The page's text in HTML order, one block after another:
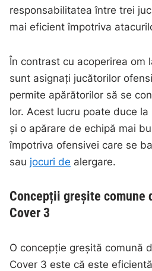
responsabilitatea între trei
mai eficient împotriva
În contrast cu acoperirea om
sunt asignați jucătorilor
permite apărătorilor să se
lor. Acest lucru poate duce
și o apărare de echipă mai
împotriva ofensivei care se
sau jocuri de alergare.
Concepții greșite comune
Cover 3
O concepție greșită comună
Cover 3 este că este